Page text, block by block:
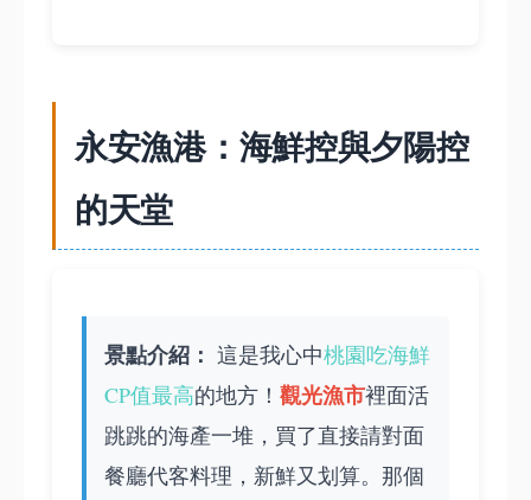
永安漁港：海鮮控與夕陽控
的天堂
景點介紹： 這是我心中桃園吃海鮮
CP值最高的地方！ 觀光漁市裡面活
跳跳的海產一堆，買了直接請對面
餐廳代客料理，新鮮又划算。那個